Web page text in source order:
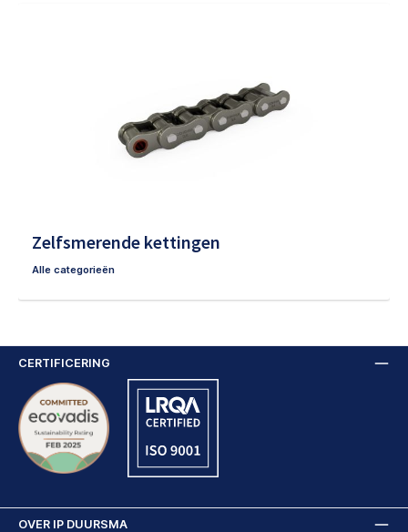
Zelfsmerende kettingen
Alle categorieën
OVER IP DUURSMA
CERTIFICERING